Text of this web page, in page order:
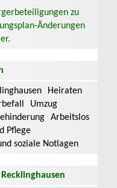
zu
Änderungen
Heiraten
Umzug
Arbeitslos
Pflege
soziale Notlagen